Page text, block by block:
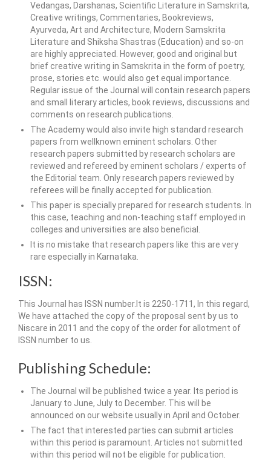
Vedangas, Darshanas, Scientific Literature in Samskrita,
Creative writings, Commentaries, Bookreviews,
Ayurveda, Art and Architecture, Modern Samskrita
Literature and Shiksha Shastras (Education) and so-on
are highly appreciated. However, good and original but
brief creative writing in Samskrita in the form of poetry,
prose, stories etc. would also get equal importance.
Regular issue of the Journal will contain research papers
and small literary articles, book reviews, discussions and
comments on research publications.
The Academy would also invite high standard research
papers from wellknown eminent scholars. Other
research papers submitted by research scholars are
reviewed and refereed by eminent scholars / experts of
the Editorial team. Only research papers reviewed by
referees will be finally accepted for publication.
This paper is specially prepared for research students. In
this case, teaching and non-teaching staff employed in
colleges and universities are also beneficial.
It is no mistake that research papers like this are very
rare especially in Karnataka.
ISSN:
This Journal has ISSN number.It is 2250-1711, In this regard,
We have attached the copy of the proposal sent by us to
Niscare in 2011 and the copy of the order for allotment of
ISSN number to us.
Publishing Schedule:
The Journal will be published twice a year. Its period is
January to June, July to December. This will be
announced on our website usually in April and October.
The fact that interested parties can submit articles
within this period is paramount. Articles not submitted
within this period will not be eligible for publication.